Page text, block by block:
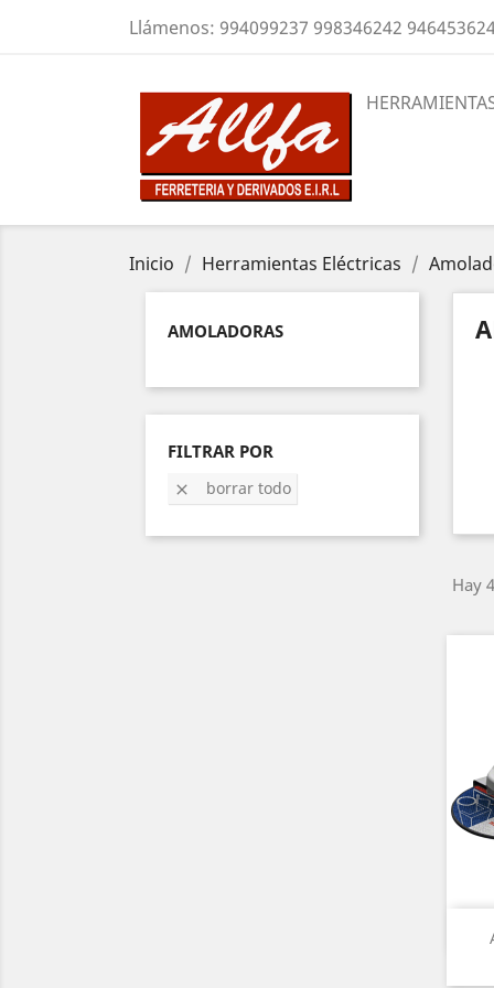
Llámenos: 994099237 998346242
Inicio Herramientas Eléctricas
AMOLADORAS
FILTRAR POR
 borrar todo
Hay